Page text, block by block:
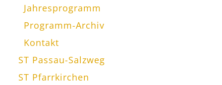
Jahresprogramm
Programm-Archiv
Kontakt
ST Passau-Salzweg
ST Pfarrkirchen